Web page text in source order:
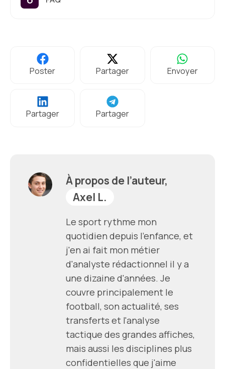
Poster Partager Envoyer
Partager Partager
À propos de l’auteur,
Axel L.
Le sport rythme mon
quotidien depuis l'enfance, et
j'en ai fait mon métier
d'analyste rédactionnel il y a
une dizaine d'années. Je
couvre principalement le
football, son actualité, ses
transferts et l'analyse
tactique des grandes affiches,
mais aussi les disciplines plus
confidentielles que j'aime